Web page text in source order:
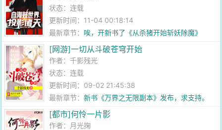
状态：连载
更新时间：11-04 00:18:14
最新章节： 唉，开新书了《从杀猪开始斩妖除魔》
[网游]一切从斗破苍穹开始
作者：千影残光
状态：连载
更新时间：09-02 21:45:38
最新章节：新书《万界之无限副本》发布，求支持。
[都市]何怜一片影
作者： 月光掬